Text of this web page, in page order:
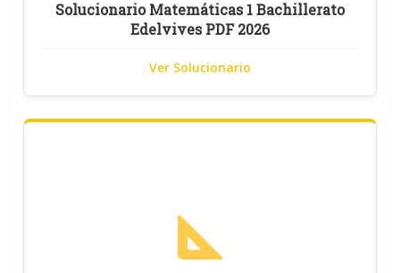
Solucionario Matemáticas 1 Bachillerato
Edelvives PDF 2026
Ver Solucionario